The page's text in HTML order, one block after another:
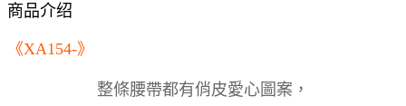
商品介绍
《XA154-》
整條腰帶都有俏皮愛心圖案，